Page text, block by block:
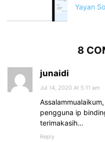
Yayan
8
junaidi
Jul 14, 2020 At 5:11 am
pengguna ip
terimakasih…
Reply